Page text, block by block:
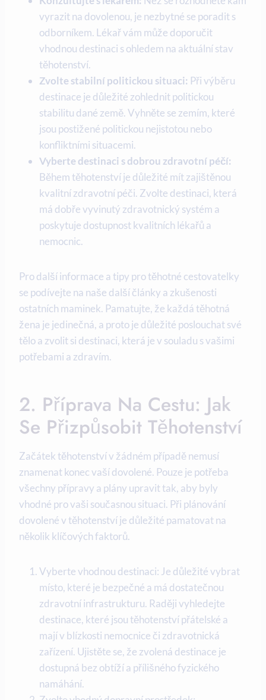
vyrazit na dovolenou, je nezbytné se poradit s
⁤odborníkem. Lékař vám může doporučit
vhodnou destinaci s ⁣ohledem na‍ aktuální stav
těhotenství.
Zvolte ‍stabilní politickou situaci: Při výběru
destinace je důležité zohlednit politickou
stabilitu dané země. Vyhněte se zemím, které
jsou postižené politickou nejistotou nebo
⁤konfliktními situacemi.
Vyberte destinaci s dobrou zdravotní péčí:
Během těhotenství je důležité mít zajištěnou
kvalitní zdravotní péči. Zvolte ‍destinaci,‌ která⁤
má ‌dobře vyvinutý zdravotnický systém a
poskytuje dostupnost kvalitních lékařů a
nemocnic.
Pro další informace a tipy pro těhotné cestovatelky
se podívejte na naše další články a zkušenosti
ostatních maminek. Pamatujte, že‍ každá těhotná
žena je jedinečná, a proto je důležité‍ poslouchat své
tělo a zvolit⁢ si destinaci, která je v souladu⁢ s vašimi
potřebami ‌a zdravím.
2. Příprava Na Cestu: Jak‍
Se Přizpůsobit Těhotenství
Začátek těhotenství v žádném případě nemusí
znamenat konec vaší dovolené. Pouze‌ je potřeba
všechny přípravy ​a plány upravit tak, aby byly
‍vhodné pro vaši současnou situaci. ‍Při plánování
dovolené v těhotenství je důležité pamatovat na
několik klíčových faktorů.
Vyberte vhodnou destinaci: ​Je ⁢důležité vybrat
místo, které je bezpečné a má dostatečnou
zdravotní infrastrukturu. Raději vyhledejte
destinace, ⁤které jsou těhotenství přátelské a
mají v blízkosti nemocnice ​či zdravotnická
zařízení. Ujistěte se, že zvolená ​destinace je
dostupná bez ​obtíží a přílišného fyzického
namáhání.